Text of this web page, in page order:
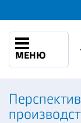
МЕНЮ